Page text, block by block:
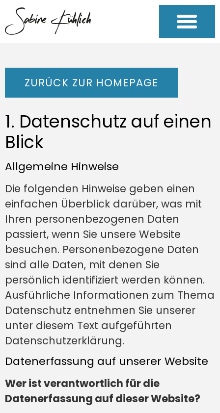
ZURÜCK ZUR HOMEPAGE
1. Datenschutz auf einen
Blick
Allgemeine Hinweise
Die folgenden Hinweise geben einen
einfachen Überblick darüber, was mit
Ihren personenbezogenen Daten
passiert, wenn Sie unsere Website
besuchen. Personenbezogene Daten
sind alle Daten, mit denen Sie
persönlich identifiziert werden können.
Ausführliche Informationen zum Thema
Datenschutz entnehmen Sie unserer
unter diesem Text aufgeführten
Datenschutzerklärung.
Datenerfassung auf unserer Website
Wer ist verantwortlich für die
Datenerfassung auf dieser Website?